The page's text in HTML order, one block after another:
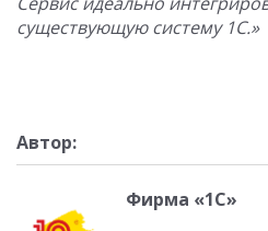
существующую систему 1С.»
Автор:
Фирма «1С»